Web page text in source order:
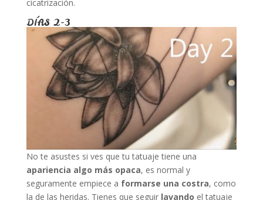
cicatrización.
DÍAS 2-3
No te asustes si ves que tu tatuaje tiene una
apariencia algo más opaca, es normal y
seguramente empiece a formarse una costra, como
la de las heridas. Tienes que seguir lavando el tatuaje